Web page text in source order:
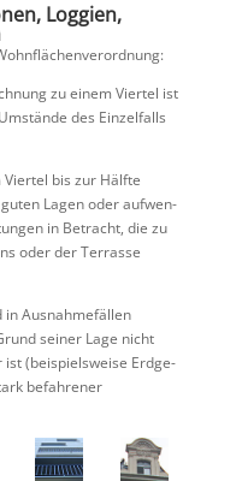
Loggien,
zu einem Viertel ist
des Einzel­falls
bis zur Hälfte
Lagen oder aufwen­
in Betracht, die zu
oder der Terrasse
in Ausnah­me­fällen
seiner Lage nicht
(beispiels­weise Erdge­
befah­rener